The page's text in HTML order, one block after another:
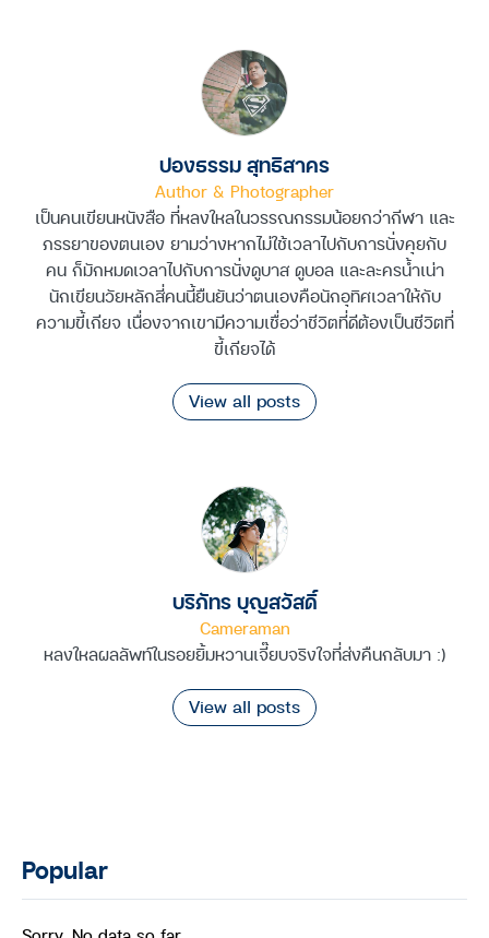
ปองธรรม สุทธิสาคร
Author & Photographer
เป็นคนเขียนหนังสือ ที่หลงใหลในวรรณกรรมน้อยกว่ากีฬา และ
ภรรยาของตนเอง ยามว่างหากไม่ใช้เวลาไปกับการนั่งคุยกับ
คน ก็มักหมดเวลาไปกับการนั่งดูบาส ดูบอล และละครน้ำเน่า
นักเขียนวัยหลักสี่คนนี้ยืนยันว่าตนเองคือนักอุทิศเวลาให้กับ
ความขี้เกียจ เนื่องจากเขามีความเชื่อว่าชีวิตที่ดีต้องเป็นชีวิตที่
ขี้เกียจได้
View all posts
บริภัทร บุญสวัสดิ์
Cameraman
หลงใหลผลลัพท์ในรอยยิ้มหวานเจี๊ยบจริงใจที่ส่งคืนกลับมา :)
View all posts
Popular